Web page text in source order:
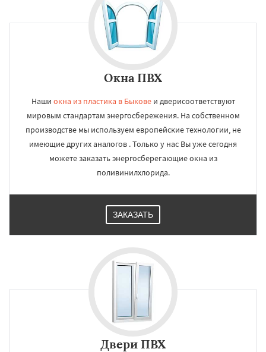
Окна ПВХ
Наши окна из пластика в Быковеи дверисоответствуют
мировым стандартам энергосбережения. На собственном
производстве мы используем европейские технологии, не
имеющие других аналогов . Только у нас Вы уже сегодня
можете заказать энергосберегающие окна из
поливинилхлорида.
ЗАКАЗАТЬ
Двери ПВХ